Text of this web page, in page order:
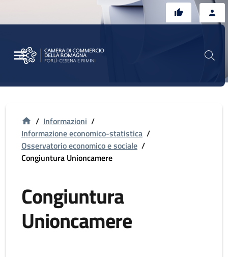
/ Informazioni /
Informazione economico-statistica /
Osservatorio economico e sociale /
Congiuntura Unioncamere
Congiuntura
Unioncamere